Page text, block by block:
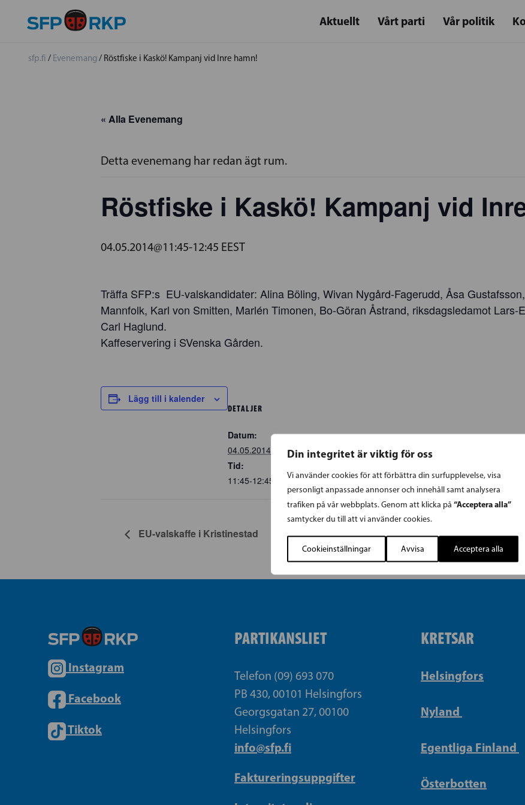
Din integritet är viktig för oss
Vi använder cookies för att förbättra din surfupplevelse, visa
personligt anpassade annonser och innehåll samt analysera
trafiken på vår webbplats. Genom att klicka på “Acceptera alla”
samtycker du till att vi använder cookies.
Cookieinställningar Avvisa Acceptera alla
Aktuellt Vårt parti Vår politik
sfp.fi / Evenemang / Röstfiske i Kaskö! Kampanj vid Inre hamn!
« Alla Evenemang
Detta evenemang har redan ägt rum.
Röstfiske i Kaskö! Kampanj vid
04.05.2014@11:45-12:45 EEST
Träffa SFP:s EU-valskandidater: Alina Böling, Wivan Nygård-Fagerudd, Åsa
Mannfolk, Karl von Smitten, Marlén Timonen, Bo-Göran Åstrand, riksdagsledamot
Carl Haglund.
Kaffeservering i SVenska Gården.
Lägg till i kalender
DETALJER
Datum:
04.05.2014
Tid:
11:45-12:45
EEST
EU-valskaffe i Kristinestad Barnfest – en resa genom
Instagram
Facebook
Tiktok
PARTIKANSLIET
Telefon (09) 693 070
PB 430, 00101 Helsingfors
Georgsgatan 27, 00100
Helsingfors
info@sfp.fi
Faktureringsuppgifter
KRETSAR
Helsingfors
Nyland
Egentliga Finland
Österbotten